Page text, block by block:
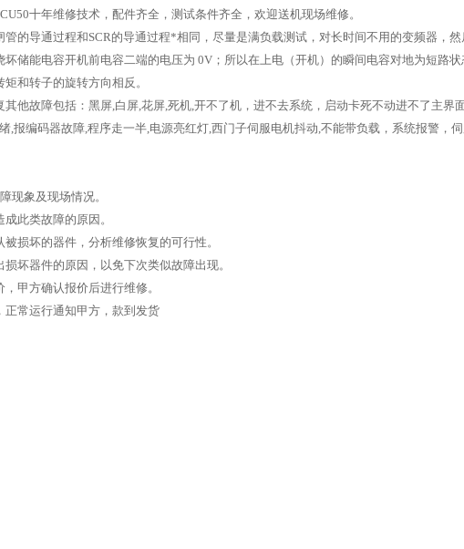
十年维修技术，配件齐全，测试条件齐全，欢迎送机现场维修。
管的导通过程和SCR的导通过程*相同，尽量是满负载测试，对长时间不用的变频器，然
坏储能电容开机前电容二端的电压为 0V；所以在上电（开机）的瞬间电容对地为短路
和转子的旋转方向相反。
他故障包括：黑屏,白屏,花屏,死机,开不了机，进不去系统，启动卡死不动进不了主界
,报编码器故障,程序走一半,电源亮红灯,西门子伺服电机抖动,不能带负载，系统报警，
现象及现场情况。
此类故障的原因。
损坏的器件，分析维修恢复的可行性。
坏器件的原因，以免下次类似故障出现。
甲方确认报价后进行维修。
常运行通知甲方，款到发货